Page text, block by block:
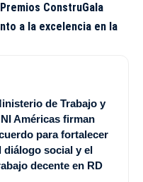
Premios ConstruGala
a la excelencia en la
de Trabajo y
Américas firman
para fortalecer
diálogo social y el
decente en RD